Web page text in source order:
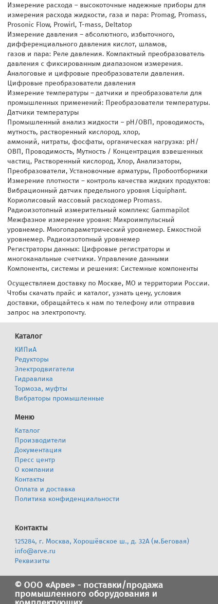
Измерение расхода – высокоточные надежные приборы для
измерения расхода жидкости, газа и пара: Promag, Promass,
Prosonic Flow, Prowirl, T-mass, Deltatop
Измерение давления – абсолютного, избыточного,
дифференциального давления кислот, шламов,
газов и пара: Реле давления. Компактный преобразователь
давления с фиксированным диапазоном измерения.
Аналоговые и цифровые преобразователи давления.
Цифровые преобразователи давления
Измерение температуры – датчики и преобразователи для
промышленных применений: Преобразователи температуры.
Датчики температуры
Промышленный анализ жидкости – pH/ОВП, проводимость,
мутность, растворенный кислород, хлор,
аммоний, нитраты, фосфаты, органическая нагрузка: pH/
ОВП, Проводимость, Мутность / Концентрация взвешенных
частиц, Растворенный кислород, Хлор, Анализаторы,
Преобразователи, Установочные арматуры, Пробоотборники
Измерение плотности – контроль качества жидких продуктов:
Вибрационный датчик предельного уровня Liquiphant.
Кориолисовый массовый расходомер Promass.
Радиоизотопный измерительный комплекс Gammapilot
Межфазное измерение уровня: Микроимпульсный
уровнемер. Многопараметрический уровнемер. Емкостной
уровнемер. Радиоизотопный уровнемер
Регистраторы данных: Цифровые регистраторы и
многоканальные счетчики. Управление данными
Компоненты, системы и решения: Системные компоненты
Осуществляем доставку по Москве, МО и территории России.
Чтобы скачать прайс и каталог, узнать цену, условия
доставки, обращайтесь к нам по телефону или отправив
запрос на электропочту.
Каталог
КИПиА
Редукторы
Электродвигатели
Гидравлика
Тормоза, муфты
Вибраторы промышленные
Меню
Каталог
Производители
Документация
Пресс центр
О компании
Контакты
Оплата и доставка
Политика конфиденциальности
Контакты
125284, г. Москва, Хорошёвское ш., д. 32А (м.Беговая)
info@arve.ru
Реквизиты
© ООО «Арве» - поставки/продажа
промышленного оборудования и